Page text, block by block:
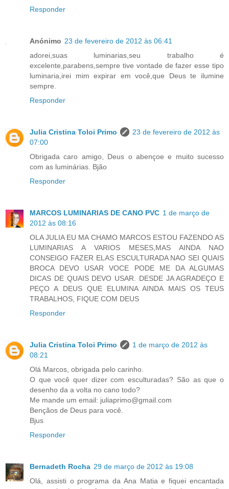
Responder
Anónimo 23 de fevereiro de 2012 às 06:41
adorei,suas luminarias,seu trabalho é
excelente,parabens,sempre tive vontade de fazer esse tipo
luminaria,irei mim expirar em você,que Deus te ilumine
sempre.
Responder
Julia Cristina Toloi Primo
23 de fevereiro de 2012 às
07:00
Obrigada caro amigo, Deus o abençoe e muito sucesso
com as luminárias. Bjão
Responder
MARCOS LUMINARIAS DE CANO PVC 1 de março de
2012 às 08:16
OLA JULIA EU MA CHAMO MARCOS ESTOU FAZENDO AS
LUMINARIAS A VARIOS MESES,MAS AINDA NAO
CONSEIGO FAZER ELAS ESCULTURADA NAO SEI QUAIS
BROCA DEVO USAR VOCE PODE ME DA ALGUMAS
DICAS DE QUAIS DEVO USAR. DESDE JA AGRADEÇO E
PEÇO A DEUS QUE ELUMINA AINDA MAIS OS TEUS
TRABALHOS, FIQUE COM DEUS
Responder
Julia Cristina Toloi Primo
1 de março de 2012 às
08:21
Olá Marcos, obrigada pelo carinho.
O que você quer dizer com esculturadas? São as que o
desenho da a volta no cano todo?
Me mande um email: juliaprimo@gmail.com
Bençãos de Deus para você.
Bjus
Responder
Bernadeth Rocha 29 de março de 2012 às 19:08
Olá, assisti o programa da Ana Matia e fiquei encantada